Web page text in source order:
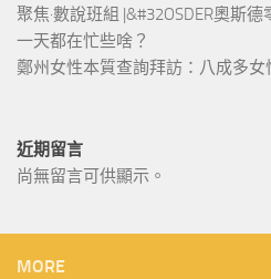
聚焦·數說班組 |&#32OSDER奧斯
一天都在忙些啥？
鄭州女性本質查詢拜訪：八成多女
近期留言
尚無留言可供顯示。
MORE